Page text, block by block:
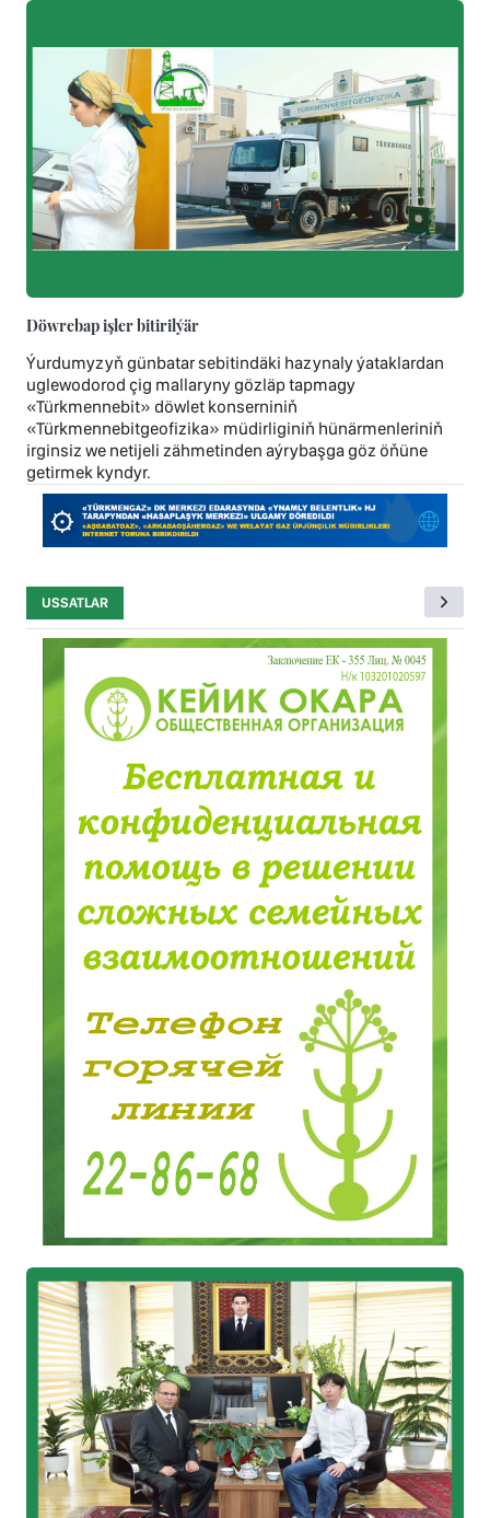
Döwrebap işler bitirilýär
Ýurdumyzyň günbatar sebitindäki hazynaly ýataklardan
uglewodorod çig mallaryny gözläp tapmagy
«Türkmennebit» döwlet konserniniň
«Türkmennebitgeofizika» müdirliginiň hünärmenleriniň
irginsiz we netijeli zähmetinden aýrybaşga göz öňüne
getirmek kyndyr.
USSATLAR